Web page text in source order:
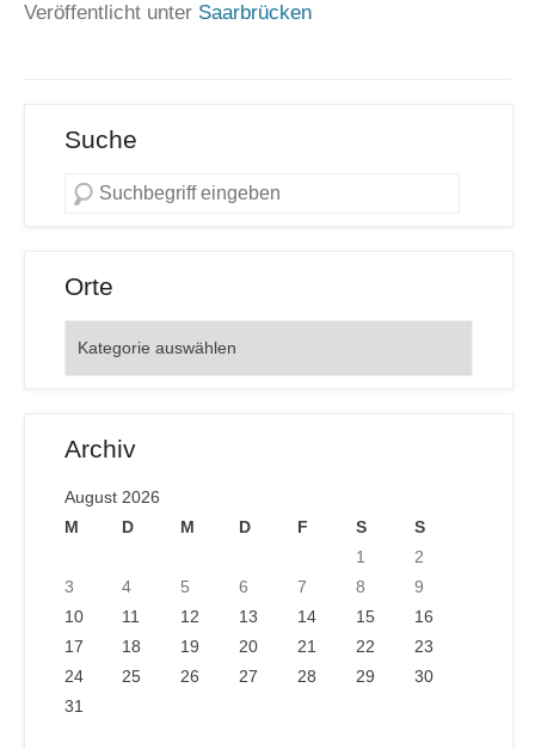
Veröffentlicht unter Saarbrücken
Suche
Orte
Archiv
August 2026
M
D M D F S
S
1
2
3
4 5 6 7 8
9
10
11 12 13 14 15
16
17
18 19 20 21 22
23
24
25 26 27 28 29
30
31